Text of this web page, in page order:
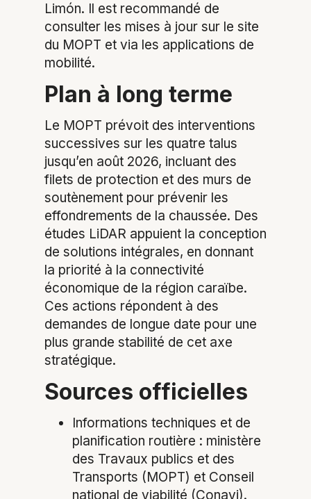
Limón. Il est recommandé de
consulter les mises à jour sur le site
du MOPT et via les applications de
mobilité.
Plan à long terme
Le MOPT prévoit des interventions
successives sur les quatre talus
jusqu’en août 2026, incluant des
filets de protection et des murs de
soutènement pour prévenir les
effondrements de la chaussée. Des
études LiDAR appuient la conception
de solutions intégrales, en donnant
la priorité à la connectivité
économique de la région caraïbe.
Ces actions répondent à des
demandes de longue date pour une
plus grande stabilité de cet axe
stratégique.
Sources officielles
Informations techniques et de
planification routière : ministère
des Travaux publics et des
Transports (MOPT) et Conseil
national de viabilité (Conavi).